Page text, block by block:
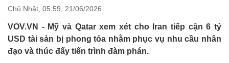
Chủ Nhật, 05:59, 21/06/2026
VOV.VN - Mỹ và Qatar xem xét cho Iran tiếp cận 6 tỷ
USD tài sản bị phong tỏa nhằm phục vụ nhu cầu nhân
đạo và thúc đẩy tiến trình đàm phán.